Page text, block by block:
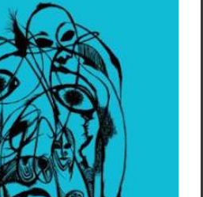
Gil Alcala,
Olivier Domerg
Olivier Domerg Serge Pey